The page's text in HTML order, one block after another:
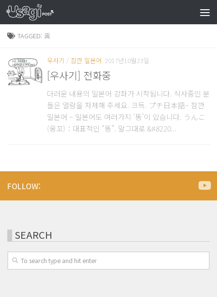
TAGGED:糞
우사기 / 잠깐 일본어 2017년10월23일
[우사기] 전화중
더러운 내용의 일본어 강좌가 시작됩니다. 식사중인 분
들은 열람을 자제해 주세요. 크득. プチ日本語– 잠깐
일본어 – 일본어도 여러가지 ‘똥’이 있습니다. うんこ
(웅꼬)：대표적인 “똥”. 말그대로 &#8220...
FOLLOW:
SEARCH